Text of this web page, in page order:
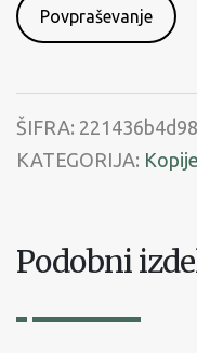
s
ŠIFRA:
KATEGORIJA:
Podobni